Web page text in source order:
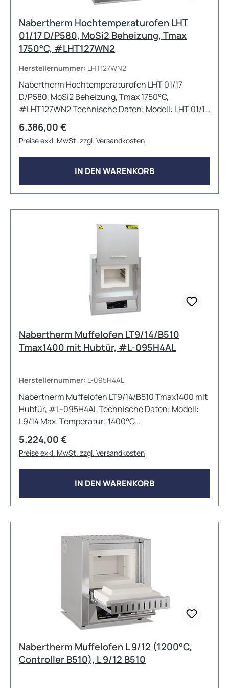
Nabertherm Hochtemperaturofen LHT
01/17 D/P580, MoSi2 Beheizung, Tmax
1750°C, #LHT127WN2
Herstellernummer: LHT127WN2
Nabertherm Hochtemperaturofen LHT 01/17
D/P580, MoSi2 Beheizung, Tmax 1750°C,
#LHT127WN2 Technische Daten: Modell: LHT 01/17
D Max. Temperatur: 1650°C Innenabmessungen:
110mm x 120mm x 120mm (BxTxH)
Außenabmessungen: 385mm x 425mm x
525+195mm (BxTxH) --&gt; inkl. geöffneter Hubtür
Volumen: 1L Max. Anschlussleistung: 2,7 kW
Elektrischer Anschluss: 1phasig Gewicht: 28kg
Aufheizzeit: 27 Minuten Viele weitere
Konfigurationen und Zubehöroptionen sind auf
Regulärer Preis:
6.386,00 €
Preise exkl. MwSt. zzgl. Versandkosten
IN DEN WARENKORB
Nabertherm Muffelofen LT9/14/B510
Tmax1400 mit Hubtür, #L-095H4AL
Herstellernummer: L-095H4AL
Nabertherm Muffelofen LT9/14/B510 Tmax1400 mit
Hubtür, #L-095H4AL Technische Daten: Modell:
L9/14 Max. Temperatur: 1400°C
Innenabmessungen: 250mm x 250mm x 170mm
(BxTxH) Außenabmessungen: 530mm x 525mm x
630+350mm (BxTxH) --&gt; Inkl. geöffneter Hubtür
Volumen: 9L Max. Anschlussleistung: 3,5 kW
Elektrischer Anschluss: 1phasig Gewicht: 55kg
Aufheizzeit: 50 Minuten Viele weitere
Konfigurationen und Zubehöroptionen sind auf
Anfrage erhältlich!
Regulärer Preis:
5.224,00 €
Preise exkl. MwSt. zzgl. Versandkosten
IN DEN WARENKORB
Nabertherm Muffelofen L 9/12 (1200°C,
Controller B510), L 9/12 B510